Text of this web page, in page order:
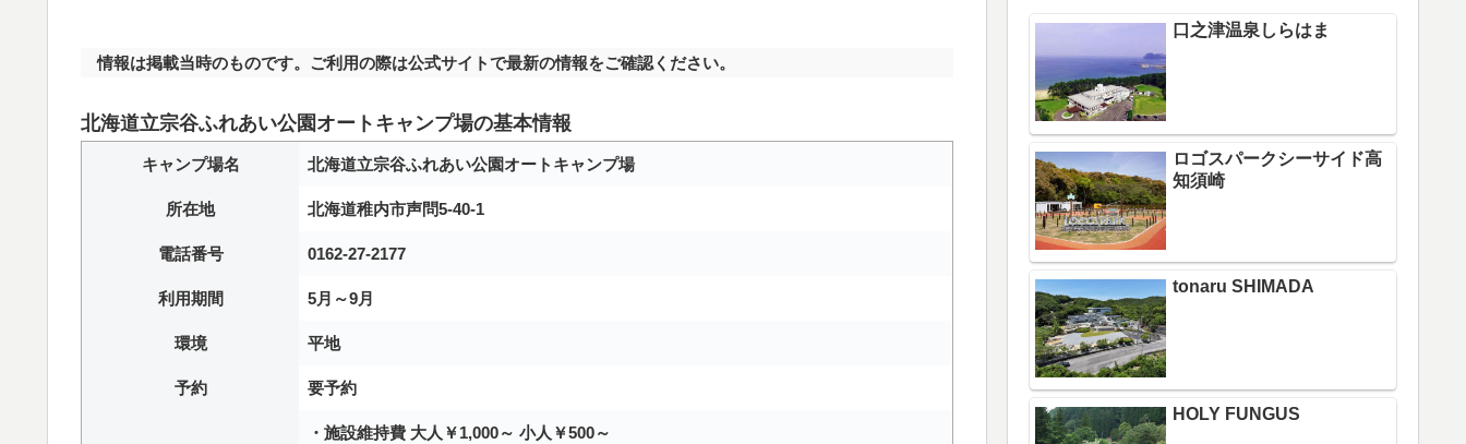
情報は掲載当時のものです。ご利用の際は公式サイトで最新の情報をご確認ください。
北海道立宗谷ふれあい公園オートキャンプ場の基本情報
キャンプ場名 北海道立宗谷ふれあい公園オートキャンプ場
所在地 北海道稚内市声問5-40-1
電話番号 0162-27-2177
利用期間 5月～9月
環境 平地
予約 要予約
・施設維持費 大人￥1,000～ 小人￥500～
口之津温泉しらはま
ロゴスパークシーサイド高
知須崎
tonaru SHIMADA
HOLY FUNGUS